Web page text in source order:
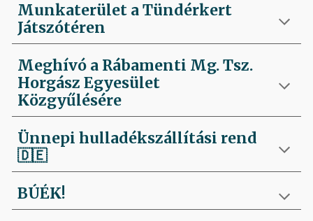
Munkaterület a Tündérkert
Játszótéren
Meghívó a Rábamenti Mg. Tsz.
Horgász Egyesület
Közgyűlésére
Ünnepi hulladékszállítási rend
🇩🇪
BÚÉK!